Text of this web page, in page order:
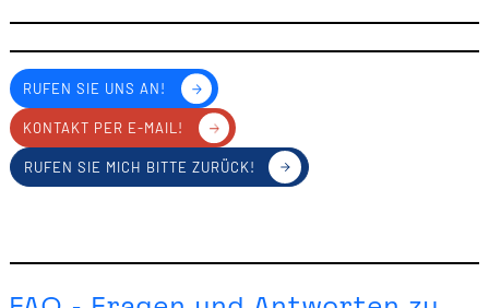
RUFEN SIE UNS AN!
KONTAKT PER E-MAIL!
RUFEN SIE MICH BITTE ZURÜCK!